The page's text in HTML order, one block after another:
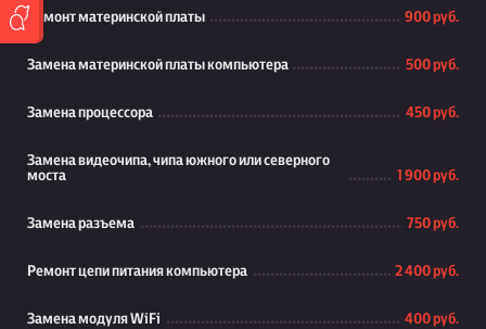
Ремонт материнской платы 900 руб.
Замена материнской платы компьютера 500 руб.
Замена процессора 450 руб.
Замена видеочипа, чипа южного или северного
моста
1 900 руб.
Замена разъема 750 руб.
Ремонт цепи питания компьютера 2 400 руб.
Замена модуля WiFi 400 руб.